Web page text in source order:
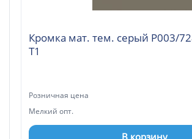
Кромка мат. тем. серый P003/728 22*1 ПВХ
Т1
Розничная цена
Мелкий опт.
В корзину